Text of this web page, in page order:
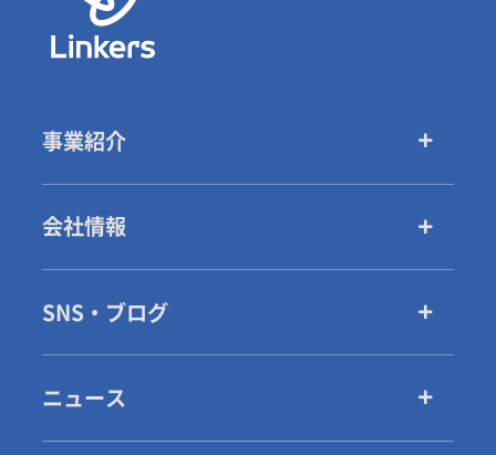
事業紹介
会社情報
SNS・ブログ
ニュース